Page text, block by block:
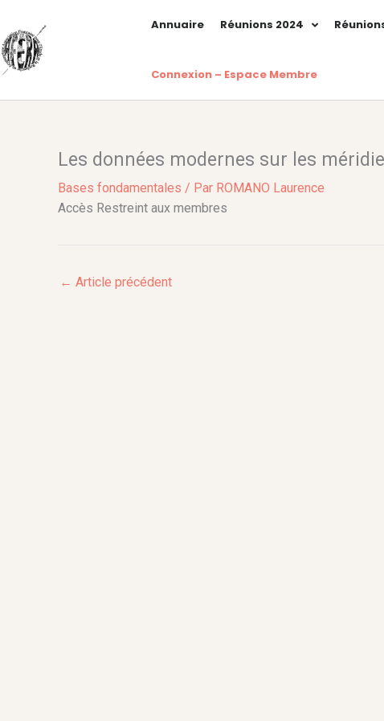
au
contenu
Annuaire Réunions 2024
Connexion – Espace Membre
Les données modernes sur les
Bases fondamentales / Par ROMANO Laurence
Accès Restreint aux membres
← Article précédent